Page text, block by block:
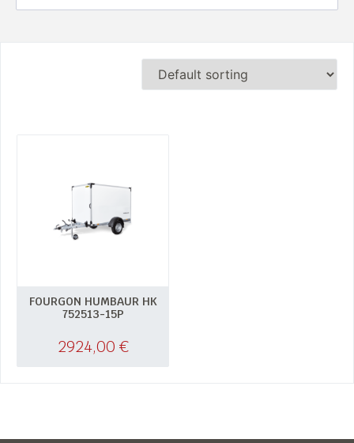
FOURGON HUMBAUR HK
752513-15P
2924,00 €